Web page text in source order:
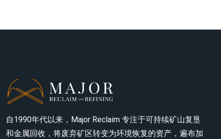
自1990年代以来，Major Reclaim 专注于可持续矿山复垦
和金属回收，将废弃矿区转变为环境恢复的资产，遍布加